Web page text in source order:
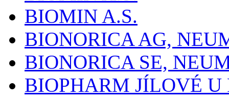
BIOMIN A.S.
BIONORICA AG,
BIONORICA SE,
BIOPHARM JÍLOVÉ U